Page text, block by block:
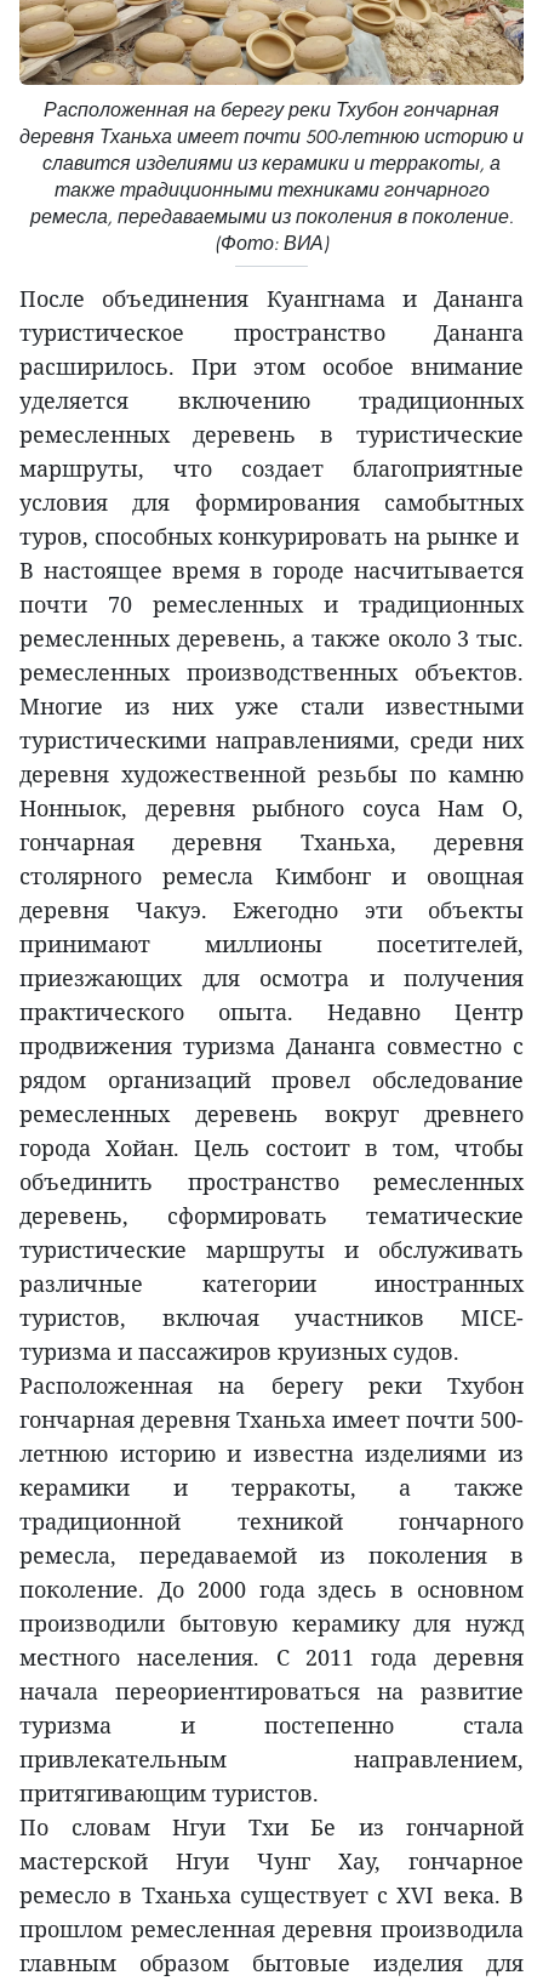
Расположенная на берегу реки Тхубон гончарная
деревня Тханьха имеет почти 500-летнюю историю и
славится изделиями из керамики и терракоты, а
также традиционными техниками гончарного
ремесла, передаваемыми из поколения в поколение.
(Фото: ВИА)
После объединения Куангнама и Дананга
туристическое пространство Дананга
расширилось. При этом особое внимание
уделяется включению традиционных
ремесленных деревень в туристические
маршруты, что создает благоприятные
условия для формирования самобытных
туров, способных конкурировать на рынке и
В настоящее время в городе насчитывается
почти 70 ремесленных и традиционных
ремесленных деревень, а также около 3 тыс.
ремесленных производственных объектов.
Многие из них уже стали известными
туристическими направлениями, среди них
деревня художественной резьбы по камню
Нонныок, деревня рыбного соуса Нам О,
гончарная деревня Тханьха, деревня
столярного ремесла Кимбонг и овощная
деревня Чакуэ. Ежегодно эти объекты
принимают миллионы посетителей,
приезжающих для осмотра и получения
практического опыта. Недавно Центр
продвижения туризма Дананга совместно с
рядом организаций провел обследование
ремесленных деревень вокруг древнего
города Хойан. Цель состоит в том, чтобы
объединить пространство ремесленных
деревень, сформировать тематические
туристические маршруты и обслуживать
различные категории иностранных
туристов, включая участников MICE-
туризма и пассажиров круизных судов.
Расположенная на берегу реки Тхубон
гончарная деревня Тханьха имеет почти 500-
летнюю историю и известна изделиями из
керамики и терракоты, а также
традиционной техникой гончарного
ремесла, передаваемой из поколения в
поколение. До 2000 года здесь в основном
производили бытовую керамику для нужд
местного населения. С 2011 года деревня
начала переориентироваться на развитие
туризма и постепенно стала
привлекательным направлением,
притягивающим туристов.
По словам Нгуи Тхи Бе из гончарной
мастерской Нгуи Чунг Хау, гончарное
ремесло в Тханьха существует с XVI века. В
прошлом ремесленная деревня производила
главным образом бытовые изделия для